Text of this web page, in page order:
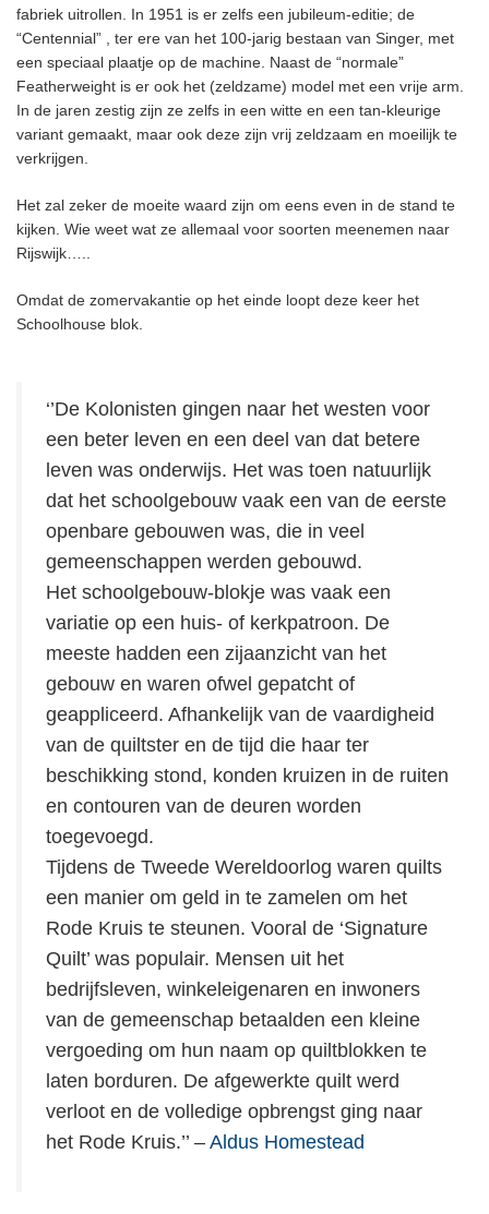
fabriek uitrollen. In 1951 is er zelfs een jubileum-editie; de
“Centennial” , ter ere van het 100-jarig bestaan van Singer, met
een speciaal plaatje op de machine. Naast de “normale”
Featherweight is er ook het (zeldzame) model met een vrije arm.
In de jaren zestig zijn ze zelfs in een witte en een tan-kleurige
variant gemaakt, maar ook deze zijn vrij zeldzaam en moeilijk te
verkrijgen.
Het zal zeker de moeite waard zijn om eens even in de stand te
kijken. Wie weet wat ze allemaal voor soorten meenemen naar
Rijswijk…..
Omdat de zomervakantie op het einde loopt deze keer het
Schoolhouse blok.
‘’De Kolonisten gingen naar het westen voor
een beter leven en een deel van dat betere
leven was onderwijs. Het was toen natuurlijk
dat het schoolgebouw vaak een van de eerste
openbare gebouwen was, die in veel
gemeenschappen werden gebouwd.
Het schoolgebouw-blokje was vaak een
variatie op een huis- of kerkpatroon. De
meeste hadden een zijaanzicht van het
gebouw en waren ofwel gepatcht of
geappliceerd. Afhankelijk van de vaardigheid
van de quiltster en de tijd die haar ter
beschikking stond, konden kruizen in de ruiten
en contouren van de deuren worden
toegevoegd.
Tijdens de Tweede Wereldoorlog waren quilts
een manier om geld in te zamelen om het
Rode Kruis te steunen. Vooral de ‘Signature
Quilt’ was populair. Mensen uit het
bedrijfsleven, winkeleigenaren en inwoners
van de gemeenschap betaalden een kleine
vergoeding om hun naam op quiltblokken te
laten borduren. De afgewerkte quilt werd
verloot en de volledige opbrengst ging naar
het Rode Kruis.’’ – Aldus Homestead